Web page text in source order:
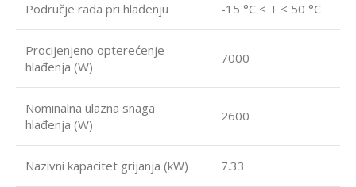
Područje rada pri hlađenju -15 °C ≤ T ≤ 50 °C
Procijenjeno opterećenje
hlađenja (W)
7000
Nominalna ulazna snaga
hlađenja (W)
2600
Nazivni kapacitet grijanja (kW) 7.33